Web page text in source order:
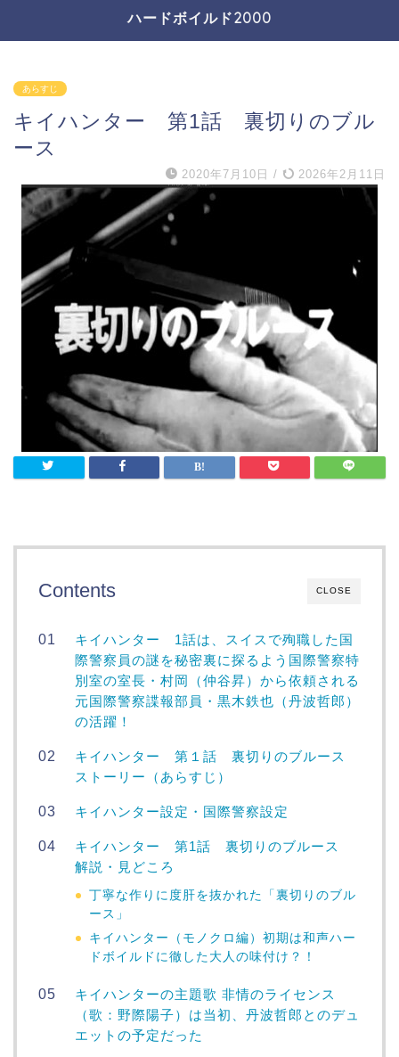
ハードボイルド2000
あらすじ
キイハンター 第1話 裏切りのブル
ース
2020年7月10日 / 2026年2月11日
CLOSE
Contents
キイハンター 1話は、スイスで殉職した国
際警察員の謎を秘密裏に探るよう国際警察特
別室の室長・村岡（仲谷昇）から依頼される
元国際警察諜報部員・黒木鉄也（丹波哲郎）
の活躍！
キイハンター 第１話 裏切りのブルース
ストーリー（あらすじ）
キイハンター設定・国際警察設定
キイハンター 第1話 裏切りのブルース
解説・見どころ
丁寧な作りに度肝を抜かれた「裏切りのブル
ース」
キイハンター（モノクロ編）初期は和声ハー
ドボイルドに徹した大人の味付け？！
キイハンターの主題歌 非情のライセンス
（歌：野際陽子）は当初、丹波哲郎とのデュ
エットの予定だった